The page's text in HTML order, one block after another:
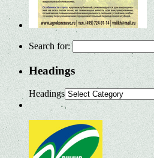
Search for:
Headings
Headings